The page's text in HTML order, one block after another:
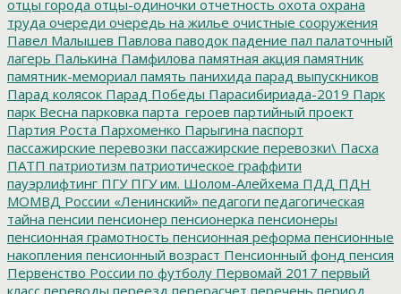
отцы города отцы-одиночки отчетность охота охрана
труда очереди очередь на жилье очистные сооружения
Павел Малышев Павлова паводок падение пал палаточный
лагерь Палькина Памфилова памятная акция памятник
памятник-мемориал память панихида парад выпускников
Парад колясок Парад Победы Парасибириада-2019 Парк
парк Весна парковка парта_героев партийный проект
Партия Роста Пархоменко Парыгина паспорт
пассажирские перевозки пассажирские перевозки\ Пасха
ПАТП патриотизм патриотическое граффити
пауэрлифтинг ПГУПГУ им. Шолом-Алейхема ПДД ПДН
МОМВД России «Ленинский» педагоги педагогическая
тайна пенсии пенсионер пенсионерка пенсионеры
пенсионная грамотность пенсионная реформа пенсионные
накопления пенсионный возраст Пенсионный фонд пенсия
Первенство России по футболу Первомай 2017 первый
класс переводы переезд перерасчет перечень период